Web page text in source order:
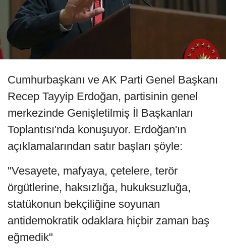
Cumhurbaşkanı ve AK Parti Genel Başkanı
Recep Tayyip Erdoğan, partisinin genel
merkezinde Genişletilmiş İl Başkanları
Toplantısı'nda konuşuyor. Erdoğan'ın
açıklamalarından satır başları şöyle:
"Vesayete, mafyaya, çetelere, terör
örgütlerine, haksızlığa, hukuksuzluğa,
statükonun bekçiliğine soyunan
antidemokratik odaklara hiçbir zaman baş
eğmedik"